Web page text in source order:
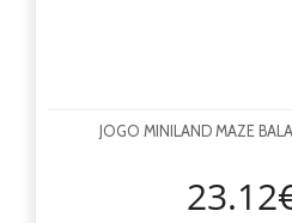
JOGO MINILAND MAZE